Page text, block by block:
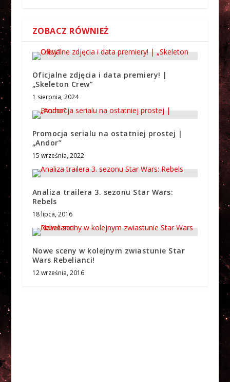
ZOBACZ RÓWNIEŻ
Oficjalne zdjęcia i data premiery! |
„Skeleton Crew”
1 sierpnia, 2024
Promocja serialu na ostatniej prostej |
„Andor”
15 września, 2022
Analiza trailera 3. sezonu Star Wars:
Rebels
18 lipca, 2016
Nowe sceny w kolejnym zwiastunie Star
Wars Rebelianci!
12 września, 2016